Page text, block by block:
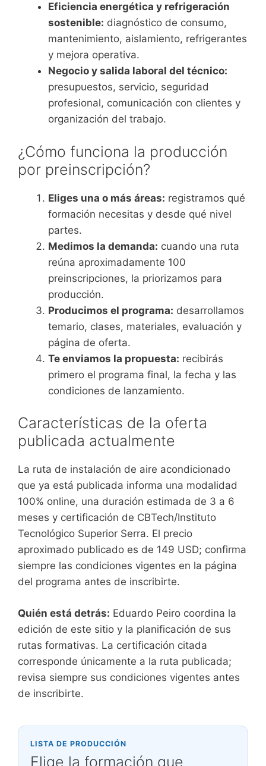
Eficiencia energética y refrigeración
sostenible: diagnóstico de consumo,
mantenimiento, aislamiento, refrigerantes
y mejora operativa.
Negocio y salida laboral del técnico:
presupuestos, servicio, seguridad
profesional, comunicación con clientes y
organización del trabajo.
¿Cómo funciona la producción
por preinscripción?
Eliges una o más áreas: registramos qué
formación necesitas y desde qué nivel
partes.
Medimos la demanda: cuando una ruta
reúna aproximadamente 100
preinscripciones, la priorizamos para
producción.
Producimos el programa: desarrollamos
temario, clases, materiales, evaluación y
página de oferta.
Te enviamos la propuesta: recibirás
primero el programa final, la fecha y las
condiciones de lanzamiento.
Características de la oferta
publicada actualmente
La ruta de instalación de aire acondicionado
que ya está publicada informa una modalidad
100% online, una duración estimada de 3 a 6
meses y certificación de CBTech/Instituto
Tecnológico Superior Serra. El precio
aproximado publicado es de 149 USD; confirma
siempre las condiciones vigentes en la página
del programa antes de inscribirte.
Quién está detrás: Eduardo Peiro coordina la
edición de este sitio y la planificación de sus
rutas formativas. La certificación citada
corresponde únicamente a la ruta publicada;
revisa siempre sus condiciones vigentes antes
de inscribirte.
LISTA DE PRODUCCIÓN
Elige la formación que